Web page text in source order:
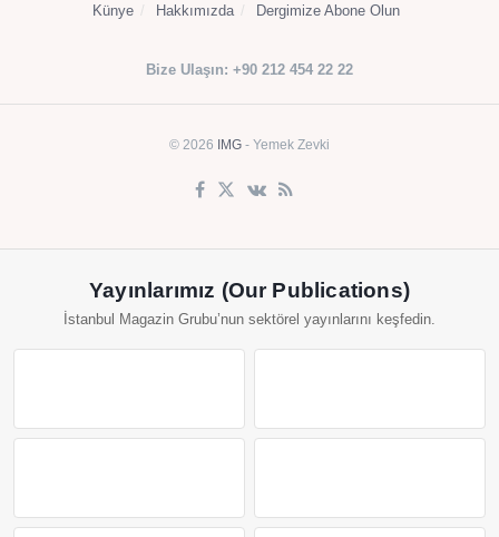
Künye Hakkımızda Dergimize Abone Olun
Bize Ulaşın: +90 212 454 22 22
© 2026 IMG - Yemek Zevki
Yayınlarımız (Our Publications)
İstanbul Magazin Grubu’nun sektörel yayınlarını keşfedin.